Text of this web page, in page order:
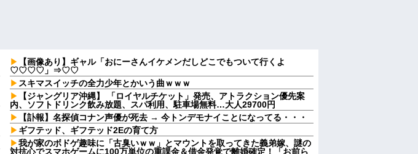
【画像あり】ギャル「おにーさんイケメンだしどこでもついて行くよ
♡♡♡♡」⇒♡♡
スキマスイッチの全力少年とかいう曲ｗｗｗ
【ジャングリア沖縄】 「ロイヤルチケット」発売、アトラクション優先案
内、ソフトドリンク飲み放題、スパ利用、駐車場無料…大人29700円
【訃報】名探偵コナン声優が死去 → 今トンデモナイことになってる・・・
ギフテッド、ギフテッド2Eの育て方
我が家のボドゲ趣味に「古臭いｗｗ」とマウントを取ってきた義弟嫁、謎の
対抗心でスマホゲームに100万単位の重課金＆借金発覚で離婚確定！「お前ら